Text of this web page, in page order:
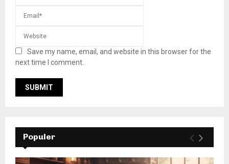
Save my name, email, and website in this browser for the
next time I comment.
Populer